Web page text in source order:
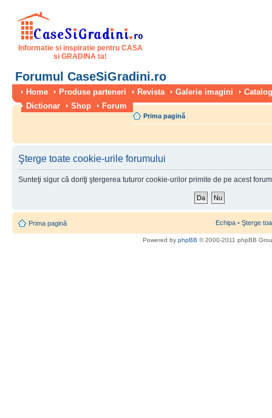
Informatie si inspiratie pentru CASA
si GRADINA ta!
Forumul CaseSiGradini.ro
Home Produse parteneri Revista Galerie imagini
Dictionar
Shop Forum
Prima pagină
Şterge toate cookie-urile forumului
Sunteţi sigur că doriţi ştergerea tuturor cookie-urilor primite de pe acest
Prima pagină Echipa • Şterge
Powered by phpBB © 2000-2011 phpBB